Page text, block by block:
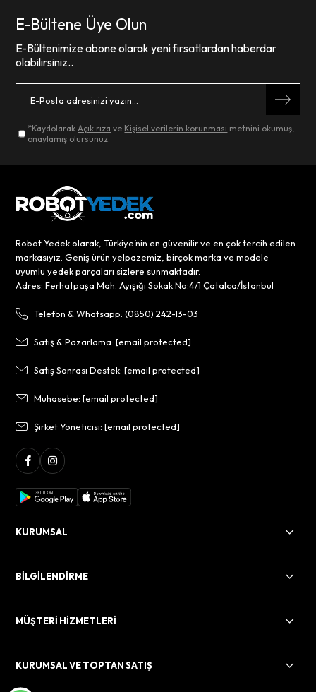
E-Bültene Üye Olun
E-Bültenimize abone olarak yeni fırsatlardan haberdar
olabilirsiniz..
*KaydolarakAçık rıza ve Kişisel verilerin korunması metnini okumuş,
onaylamış olursunuz.
Robot Yedek olarak, Türkiye’nin en güvenilir ve en çok tercih edilen
markasıyız. Geniş ürün yelpazemiz, birçok marka ve modele
uyumlu yedek parçaları sizlere sunmaktadır.
Adres: Ferhatpaşa Mah. Ayışığı Sokak No:4/1 Çatalca/İstanbul
Telefon & Whatsapp: (0850) 242-13-03
Satış & Pazarlama:[email protected]
Satış Sonrası Destek:[email protected]
Muhasebe:[email protected]
Şirket Yöneticisi:[email protected]
KURUMSAL
BİLGİLENDİRME
MÜŞTERİ HİZMETLERİ
KURUMSAL VE TOPTAN SATIŞ